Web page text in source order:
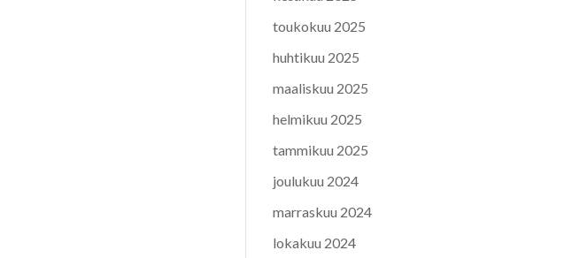
toukokuu 2025
huhtikuu 2025
maaliskuu 2025
helmikuu 2025
tammikuu 2025
joulukuu 2024
marraskuu 2024
lokakuu 2024